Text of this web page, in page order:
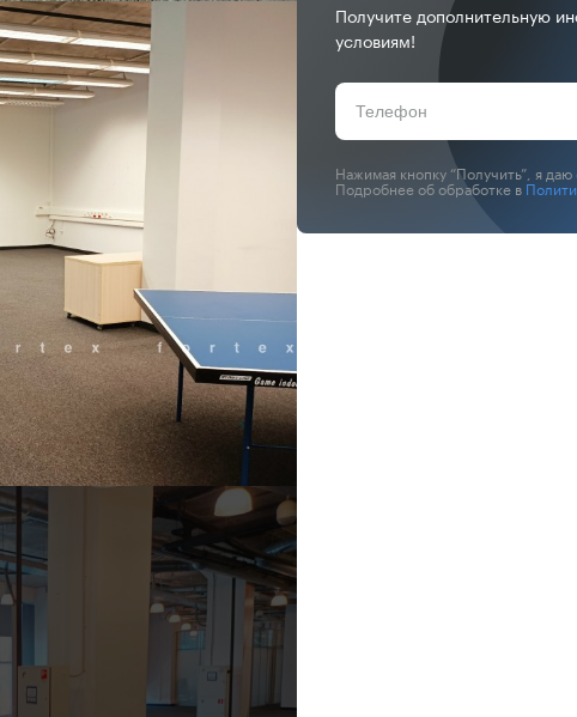
Получите дополнительную
условиям!
Нажимая кнопку “Получить”, я даю
Подробнее об обработке в